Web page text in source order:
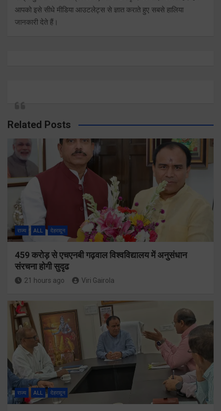
आपको इसे सीधे मीडिया आउटलेट्स से ज्ञात कराते हुए सबसे हालिया
जानकारी देते हैं।
Related Posts
राज्य ALL देहरादून
459 करोड़ से एचएनबी गढ़वाल विश्वविद्यालय में अनुसंधान
संरचना होगी सुदृढ
21 hours ago Viri Gairola
राज्य ALL देहरादून